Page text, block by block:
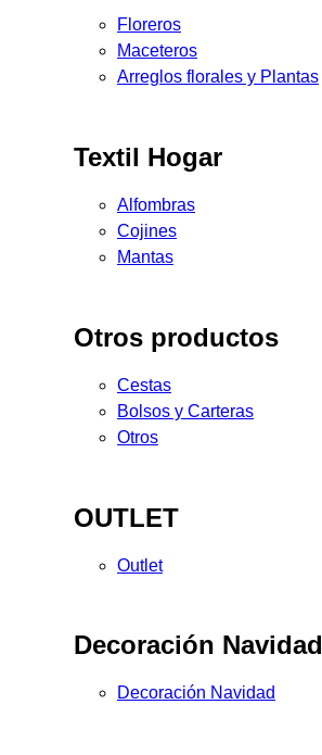
Floreros
Maceteros
Arreglos florales y Plantas
Textil Hogar
Alfombras
Cojines
Mantas
Otros productos
Cestas
Bolsos y Carteras
Otros
OUTLET
Outlet
Decoración Navidad
Decoración Navidad